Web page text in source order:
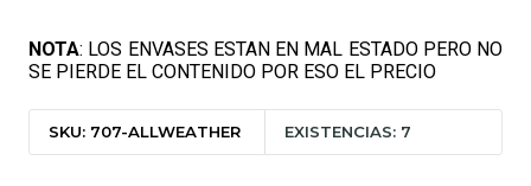
NOTA: LOS ENVASES ESTAN EN MAL ESTADO PERO NO
SE PIERDE EL CONTENIDO POR ESO EL PRECIO
SKU: 707-ALLWEATHER EXISTENCIAS: 7